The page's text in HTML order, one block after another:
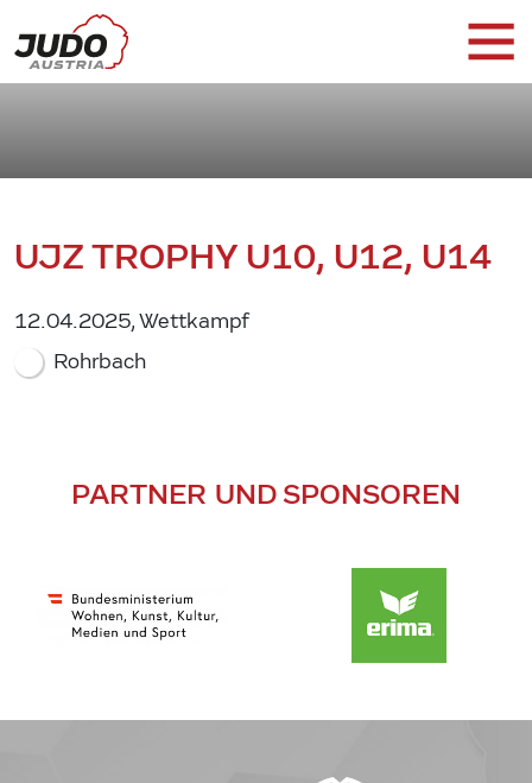
UJZ TROPHY U10, U12, U14
12.04.2025, Wettkampf
Rohrbach
PARTNER UND SPONSOREN